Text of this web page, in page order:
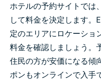
ホテルの予約サイトでは
して料金を決定します。
定のエリアにロケーショ
料金を確認しましょう。
住民の方が安価になる傾
ポンもオンラインで入手